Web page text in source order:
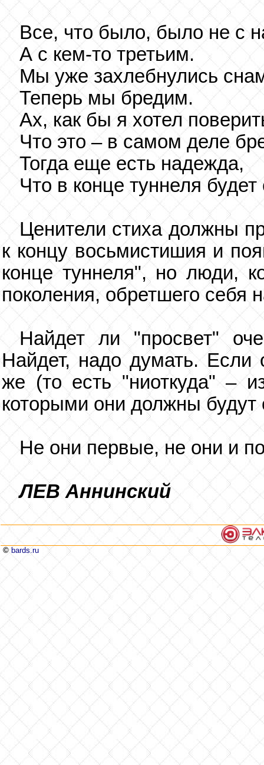
Все, что было, было не с
А с кем-то третьим.
Мы уже захлебнулись
Теперь мы бредим.
Ах, как бы я хотел
Что это – в самом деле
Тогда еще есть надежда,
Что в конце туннеля будет
Ценители стиха должны
к концу восьмистишия и
конце туннеля", но люди,
поколения, обретшего себя
Найдет ли "просвет"
Найдет, надо думать. Если
же (то есть "ниоткуда" –
которыми они должны будут
Не они первые, не они и
ЛЕВ Аннинский
© bards.ru